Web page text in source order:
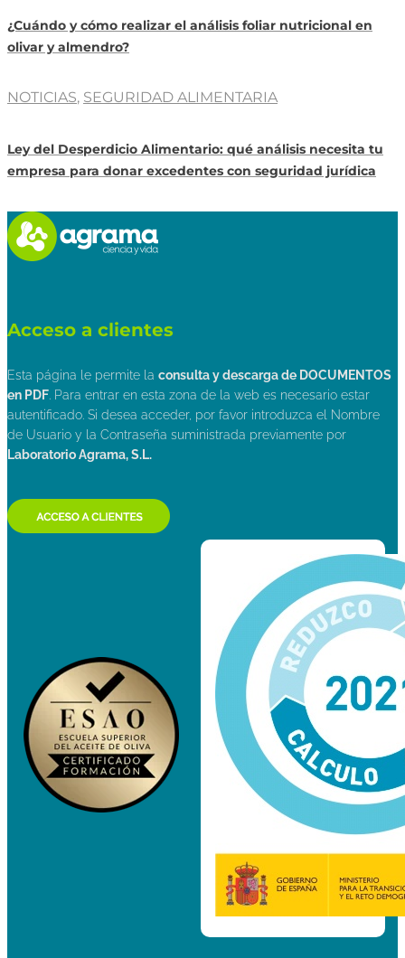
¿Cuándo y cómo realizar el análisis foliar nutricional en
olivar y almendro?
NOTICIAS, SEGURIDAD ALIMENTARIA
Ley del Desperdicio Alimentario: qué análisis necesita tu
empresa para donar excedentes con seguridad jurídica
Acceso a clientes
Esta página le permite la consulta y descarga de DOCUMENTOS
en PDF . Para entrar en esta zona de la web es necesario estar
autentificado. Si desea acceder, por favor introduzca el Nombre
de Usuario y la Contraseña suministrada previamente por
Laboratorio Agrama, S.L.